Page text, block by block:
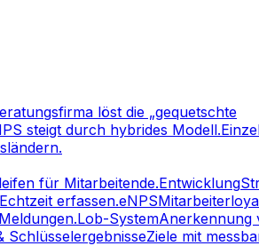
löst die „gequetschte
steigt durch hybrides Modell.
für Mitarbeitende.Entwicklung
erfassen.eNPS
Lob-SystemAnerkennung
SchlüsselergebnisseZiele mit